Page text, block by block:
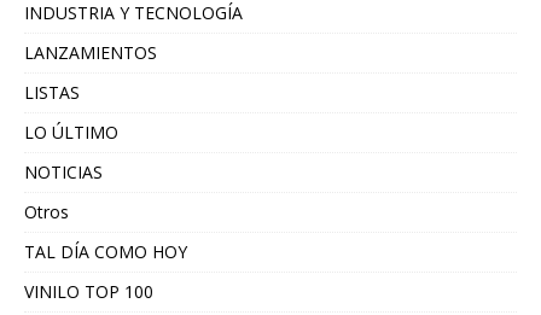
INDUSTRIA Y TECNOLOGÍA
LANZAMIENTOS
LISTAS
LO ÚLTIMO
NOTICIAS
Otros
TAL DÍA COMO HOY
VINILO TOP 100